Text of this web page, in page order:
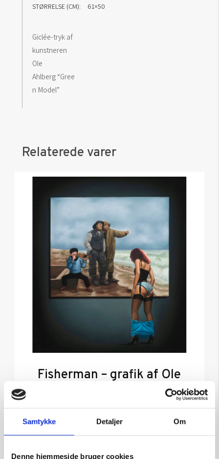
Samtykke Detaljer Om
Denne hjemmeside bruger cookies
STØRRELSE (CM) 61×50
Giclée-tryk af
kunstneren
Ole
Ahlberg “Gree
n Model”
Relaterede varer
Fisherman – grafik af Ole
Kunstner: Grafik af Ole Ahlberg
Størrelse: 71×60
kr.6.600,00